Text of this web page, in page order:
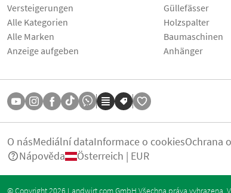
Versteigerungen
Alle Kategorien
Alle Marken
Anzeige aufgeben
Güllefässer
Holzspalter
Baumaschinen
Anhänger
O násMediální dataInformace o cookiesOchrana
Nápověda
Österreich | EUR
© Copyright 2026 Landwirt.com GmbH Všechna práva vyhrazena.